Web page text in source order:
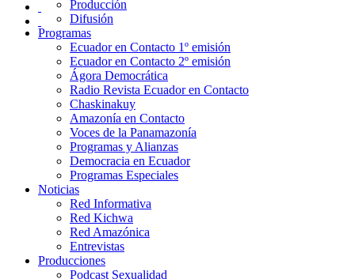
Producción
Difusión
Programas
Ecuador en Contacto 1º emisión
Ecuador en Contacto 2º emisión
Ágora Democrática
Radio Revista Ecuador en Contacto
Chaskinakuy
Amazonía en Contacto
Voces de la Panamazonía
Programas y Alianzas
Democracia en Ecuador
Programas Especiales
Noticias
Red Informativa
Red Kichwa
Red Amazónica
Entrevistas
Producciones
Podcast Sexualidad